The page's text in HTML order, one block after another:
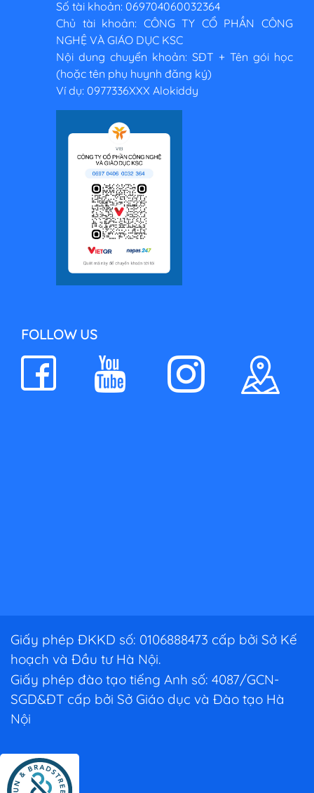
Số tài khoản: 069704060032364
Chủ tài khoản: CÔNG TY CỔ PHẦN CÔNG
NGHỆ VÀ GIÁO DỤC KSC
Nội dung chuyển khoản: SĐT + Tên gói học
(hoặc tên phụ huynh đăng ký)
Ví dụ: 0977336XXX Alokiddy
FOLLOW US
Giấy phép ĐKKD số: 0106888473 cấp bởi Sở Kế
hoạch và Đầu tư Hà Nội.
Giấy phép đào tạo tiếng Anh số: 4087/GCN-
SGD&ĐT cấp bởi Sở Giáo dục và Đào tạo Hà
Nội